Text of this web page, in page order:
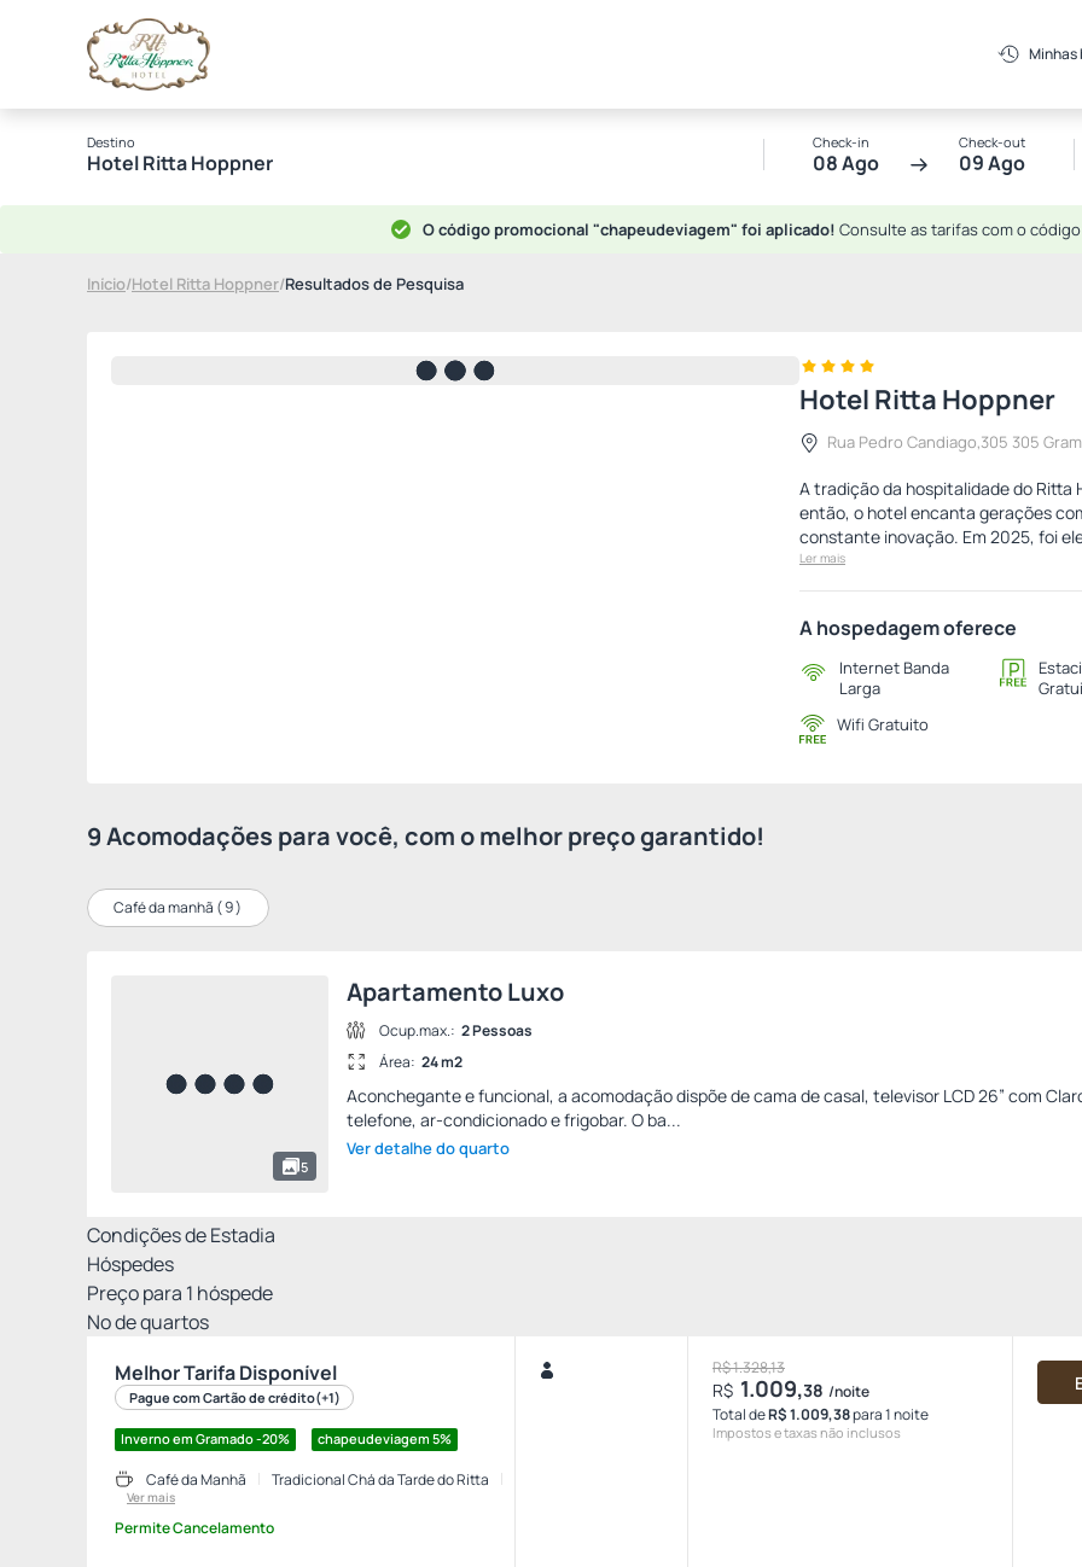
Minhas
Destino
Hotel Ritta Hoppner
Check-in
08 Ago
Check-out
09 Ago
O código promocional "chapeudeviagem" foi aplicado! Consulte as tarifas com o
Início/Hotel Ritta Hoppner/Resultados de Pesquisa
Hotel Ritta Hoppner
Rua Pedro Candiago,305 305
A tradição da hospitalidade do Ritta
então, o hotel encanta gerações
constante inovação. Em 2025, foi
Ler mais
A hospedagem oferece
Internet Banda
Larga
Wifi Gratuito
9 Acomodações para você, com o melhor preço garantido!
Café da manhã (9)
5
Apartamento Luxo
Ocup.max.: 2 Pessoas
Área: 24 m2
Aconchegante e funcional, a acomodação dispõe de cama de casal, televisor LCD 26” com
telefone, ar-condicionado e frigobar. O ba...
Ver detalhe do quarto
Condições de Estadia
Hóspedes
Preço para 1 hóspede
Nº de quartos
Melhor Tarifa Disponível
Pague com Cartão de crédito(+1)
Inverno em Gramado -20% chapeudeviagem 5%
Café da Manhã Tradicional Chá da Tarde do Ritta
Ver mais
Permite Cancelamento
R$ 1.328,13
R$ 1.009,38 /noite
Total deR$ 1.009,38para 1 noite
Impostos e taxas não inclusos